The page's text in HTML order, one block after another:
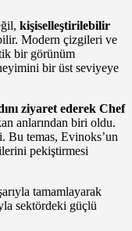
kişiselleştirilebilir
Modern çizgileri ve
bir görünüm
bir üst seviyeye
ziyaret ederek Chef
anlarından biri oldu.
Bu temas, Evinoks’un
pekiştirmesi
tamamlayarak
sektördeki güçlü